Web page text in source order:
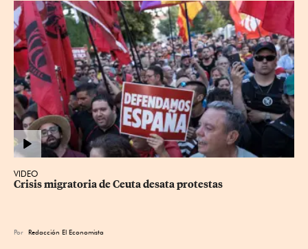
VIDEO
Crisis migratoria de Ceuta desata protestas
Por Redacción El Economista